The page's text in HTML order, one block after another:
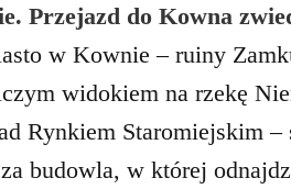
Przejazd do Kowna
w Kownie – ruiny
widokiem na rzekę
Rynkiem Staromiejskim –
budowla, w której